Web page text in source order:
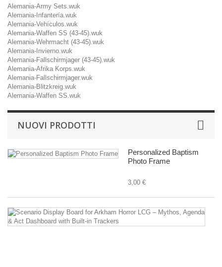
Alemania-Army Sets.wuk
Alemania-Infantería.wuk
Alemania-Vehículos.wuk
Alemania-Waffen SS (43-45).wuk
Alemania-Wehrmacht (43-45).wuk
Alemania-Invierno.wuk
Alemania-Fallschirmjager (43-45).wuk
Alemania-Afrika Korps.wuk
Alemania-Fallschirmjager.wuk
Alemania-Blitzkreig.wuk
Alemania-Waffen SS.wuk
NUOVI PRODOTTI
Personalized Baptism
Photo Frame
3,00 €